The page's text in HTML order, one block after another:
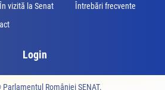
În vizită la Senat
Întrebări frecvente
Login
Parlamentul României SENAT.